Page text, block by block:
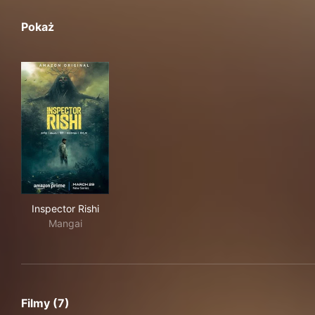
Pokaż
Inspector Rishi
Mangai
Filmy (7)